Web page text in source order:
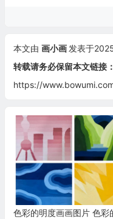
本文由 画小画 发表于
转载请务必保留本文链接：
https://
色彩的明度画画图片 色彩